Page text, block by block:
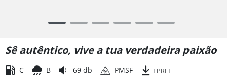
6
Sê autêntico, vive a tua verdadeira paixão
C B 69 db PMSF EPREL